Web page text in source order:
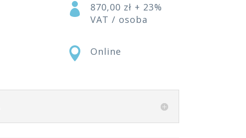

870,00 zł + 23%
VAT / osoba
 Online